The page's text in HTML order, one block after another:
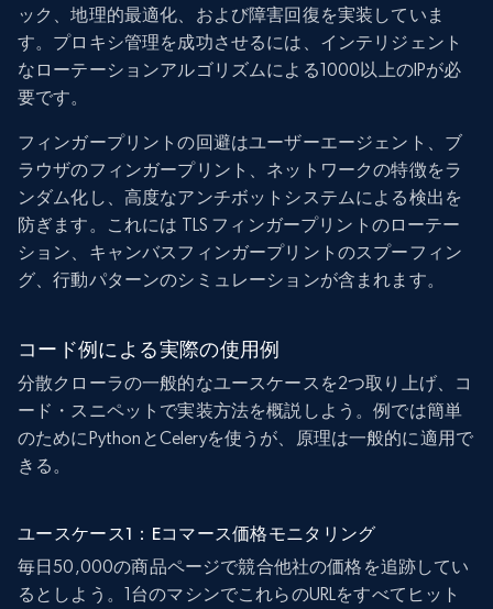
ック、地理的最適化、および障害回復を実装していま
す。プロキシ管理を成功させるには、インテリジェント
なローテーションアルゴリズムによる1000以上のIPが必
要です。
フィンガープリントの回避はユーザーエージェント、ブ
ラウザのフィンガープリント、ネットワークの特徴をラ
ンダム化し、高度なアンチボットシステムによる検出を
防ぎます。これには TLS フィンガープリントのローテー
ション、キャンバスフィンガープリントのスプーフィン
グ、行動パターンのシミュレーションが含まれます。
コード例による実際の使用例
分散クローラの一般的なユースケースを2つ取り上げ、コ
ード・スニペットで実装方法を概説しよう。例では簡単
のためにPythonとCeleryを使うが、原理は一般的に適用で
きる。
ユースケース1：Eコマース価格モニタリング
毎日50,000の商品ページで競合他社の価格を追跡してい
るとしよう。1台のマシンでこれらのURLをすべてヒット